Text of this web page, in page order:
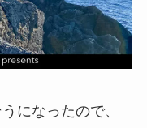
になったので、